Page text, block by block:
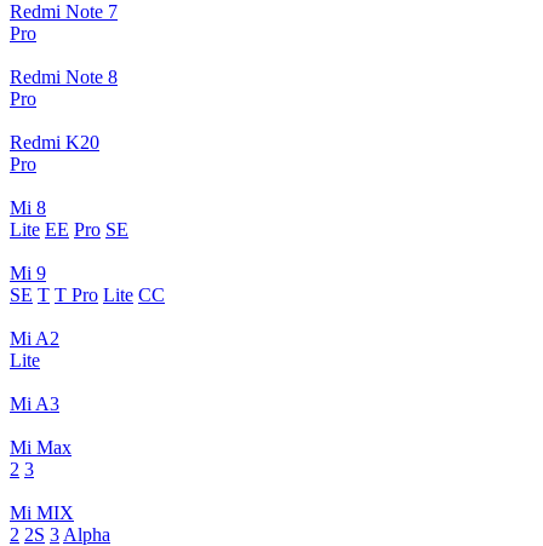
Redmi Note 7
Pro
Redmi Note 8
Pro
Redmi K20
Pro
Mi 8
Lite EE Pro SE
Mi 9
SE T T Pro Lite CC
Mi A2
Lite
Mi A3
Mi Max
2 3
Mi MIX
2 2S 3 Alpha